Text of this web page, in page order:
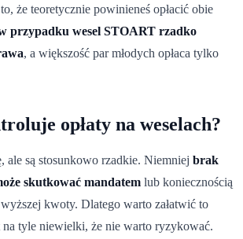
że teoretycznie powinieneś opłacić obie
przypadku wesel STOART rzadko
, a większość par młodych opłaca tylko
opłaty na weselach?
ale są stosunkowo rzadkie. Niemniej brak
skutkować mandatem lub koniecznością
kwoty. Dlatego warto załatwić to
na tyle niewielki, że nie warto ryzykować.